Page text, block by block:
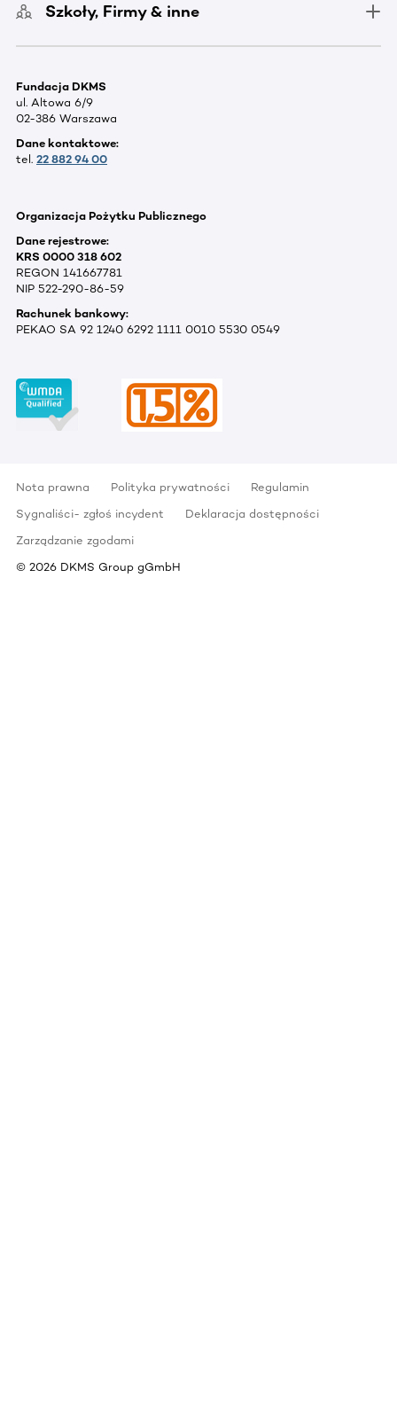
Szkoły, Firmy & inne
Fundacja DKMS
ul. Altowa 6/9
02-386 Warszawa
Dane kontaktowe:
tel. 22 882 94 00
Organizacja Pożytku Publicznego
Dane rejestrowe:
KRS 0000 318 602
REGON 141667781
NIP 522-290-86-59
Rachunek bankowy:
PEKAO SA 92 1240 6292 1111 0010 5530 0549
Nota prawna Polityka prywatności
Regulamin
Sygnaliści- zgłoś incydent
Deklaracja dostępności
Zarządzanie zgodami
© 2026 DKMS Group gGmbH